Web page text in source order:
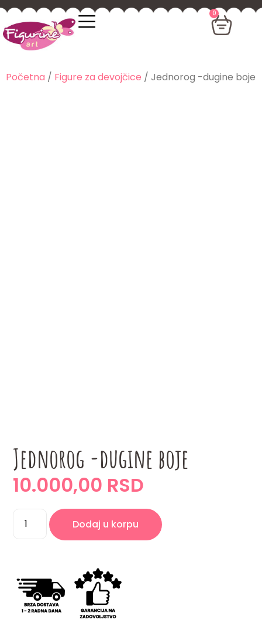
0
Početna / Figure za devojčice / Jednorog -dugine boje
Jednorog -dugine boje
10.000,00 RSD
Dodaj u korpu